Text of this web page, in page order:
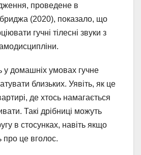
проведене в
(2020), показало, що
гучні тілесні звуки з
у домашніх умовах гучне
близьких. Уявіть, як це
де хтось намагається
Такі дрібниці можуть
в стосунках, навіть якщо
про це вголос.